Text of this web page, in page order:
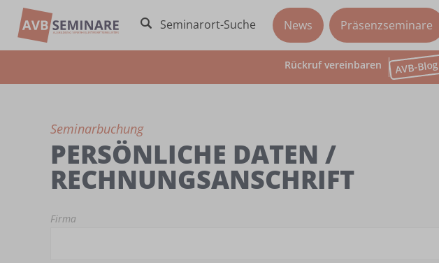
Seminarort-Suche News Präsenzseminare
Rückruf vereinbaren AVB-Blog
Seminarbuchung
PERSÖNLICHE DATEN /
RECHNUNGSANSCHRIFT
Firma